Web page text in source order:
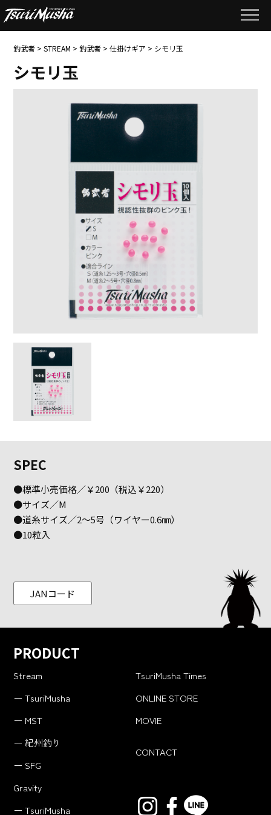
釣武者 >STREAM >釣武者 >仕掛けギア > シモリ玉
シモリ玉
SPEC
●標準小売価格／￥200（税込￥220）
●サイズ／M
●道糸サイズ／2〜5号（ワイヤー0.6㎜）
●10粒入
JANコード
PRODUCT
Stream
ー TsuriMusha
ー MST
ー 紀州釣り
ー SFG
Gravity
ー TsuriMusha
TsuriMusha Times
ONLINE STORE
MOVIE
CONTACT